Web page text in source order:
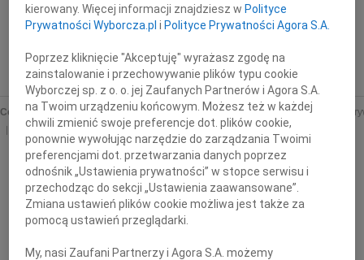
Copyright © Wyborcza sp. z o.o. O nas Staże u nas Reklama
Polityka
Ustawienia prywatności
kierowany. Więcej informacji znajdziesz w Polityce
Prywatności Wyborcza.pl i Polityce Prywatności Agora S.A.
Poprzez kliknięcie "Akceptuję" wyrażasz zgodę na
zainstalowanie i przechowywanie plików typu cookie
Wyborczej sp. z o. o. jej Zaufanych Partnerów i Agora S.A.
na Twoim urządzeniu końcowym. Możesz też w każdej
chwili zmienić swoje preferencje dot. plików cookie,
ponownie wywołując narzędzie do zarządzania Twoimi
preferencjami dot. przetwarzania danych poprzez
odnośnik „Ustawienia prywatności” w stopce serwisu i
przechodząc do sekcji „Ustawienia zaawansowane”.
Zmiana ustawień plików cookie możliwa jest także za
pomocą ustawień przeglądarki.
My, nasi Zaufani Partnerzy i Agora S.A. możemy